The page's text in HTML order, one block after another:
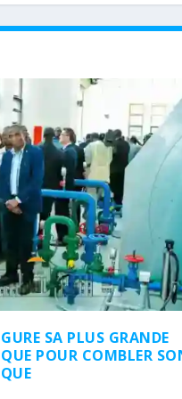
SA PLUS GRANDE
POUR COMBLER